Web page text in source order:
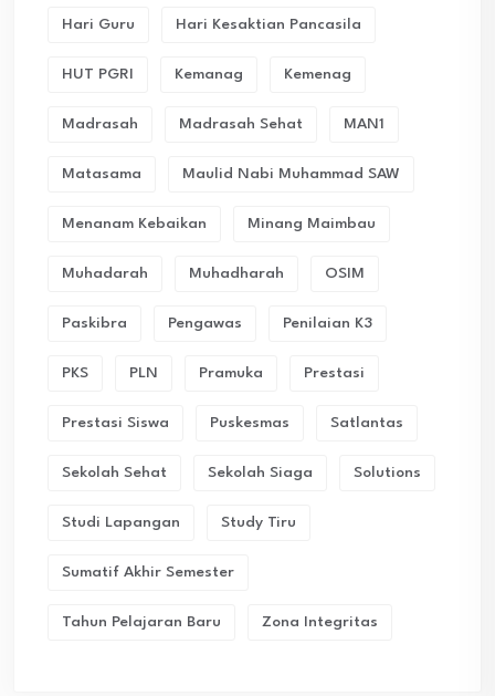
Hari Guru Hari Kesaktian Pancasila
HUT PGRI Kemanag Kemenag
Madrasah Madrasah Sehat MAN1
Matasama Maulid Nabi Muhammad SAW
Menanam Kebaikan Minang Maimbau
Muhadarah Muhadharah OSIM
Paskibra Pengawas Penilaian K3
PKS PLN Pramuka Prestasi
Prestasi Siswa Puskesmas Satlantas
Sekolah Sehat Sekolah Siaga Solutions
Studi Lapangan Study Tiru
Sumatif Akhir Semester
Tahun Pelajaran Baru Zona Integritas